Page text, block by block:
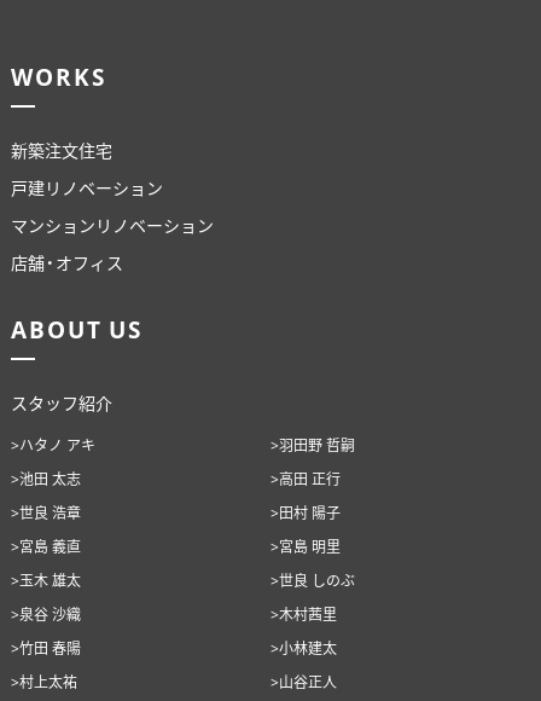
WORKS
新築注文住宅
戸建リノベーション
マンションリノベーション
店舗・オフィス
ABOUT US
スタッフ紹介
>ハタノ アキ
>羽田野 哲嗣
>池田 太志
>高田 正行
>世良 浩章
>田村 陽子
>宮島 義直
>宮島 明里
>玉木 雄太
>世良 しのぶ
>泉谷 沙織
>木村茜里
>竹田 春陽
>小林建太
>村上太祐
>山谷正人